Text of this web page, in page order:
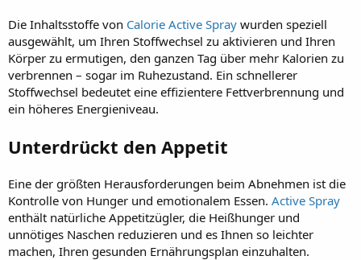
Die Inhaltsstoffe von Calorie Active Spray wurden speziell
ausgewählt, um Ihren Stoffwechsel zu aktivieren und Ihren
Körper zu ermutigen, den ganzen Tag über mehr Kalorien zu
verbrennen – sogar im Ruhezustand. Ein schnellerer
Stoffwechsel bedeutet eine effizientere Fettverbrennung und
ein höheres Energieniveau.
Unterdrückt den Appetit
Eine der größten Herausforderungen beim Abnehmen ist die
Kontrolle von Hunger und emotionalem Essen. Active Spray
enthält natürliche Appetitzügler, die Heißhunger und
unnötiges Naschen reduzieren und es Ihnen so leichter
machen, Ihren gesunden Ernährungsplan einzuhalten.